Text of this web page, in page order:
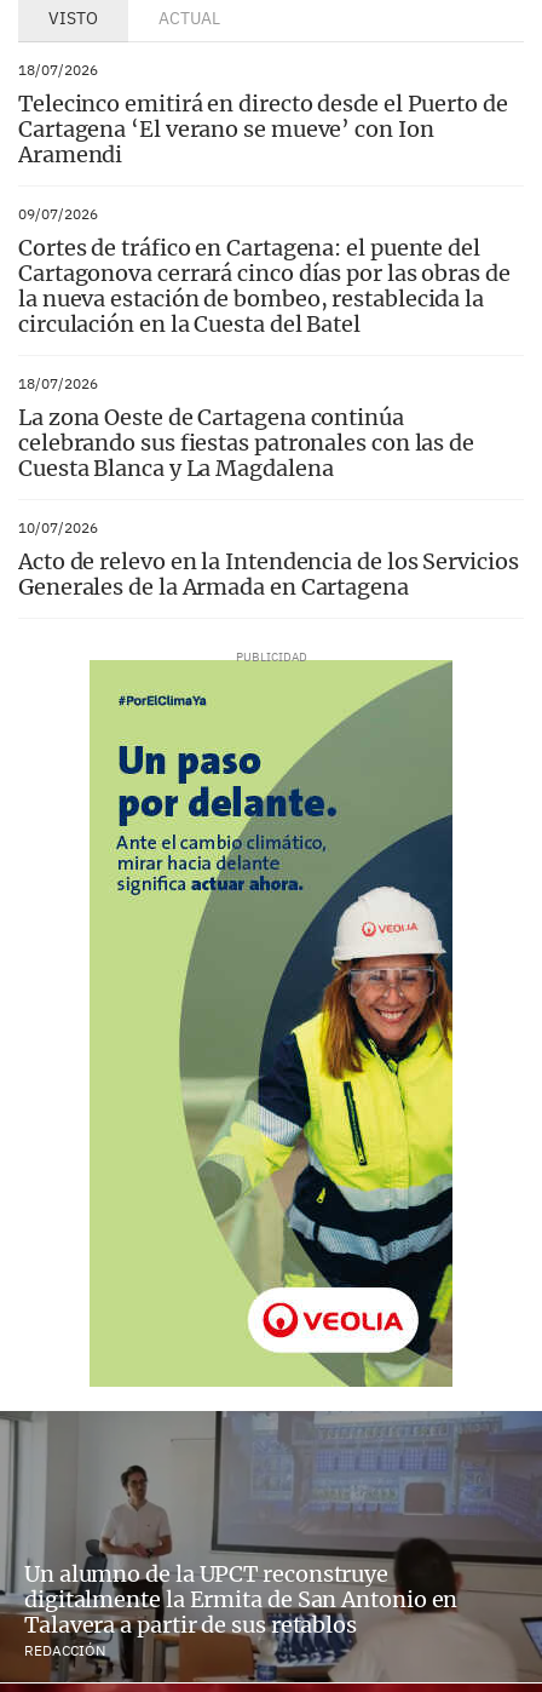
VISTO ACTUAL
18/07/2026
Telecinco emitirá en directo desde el Puerto de
Cartagena ‘El verano se mueve’ con Ion
Aramendi
09/07/2026
Cortes de tráfico en Cartagena: el puente del
Cartagonova cerrará cinco días por las obras de
la nueva estación de bombeo, restablecida la
circulación en la Cuesta del Batel
18/07/2026
La zona Oeste de Cartagena continúa
celebrando sus fiestas patronales con las de
Cuesta Blanca y La Magdalena
10/07/2026
Acto de relevo en la Intendencia de los Servicios
Generales de la Armada en Cartagena
Un alumno de la UPCT reconstruye
digitalmente la Ermita de San Antonio en
Talavera a partir de sus retablos
REDACCIÓN